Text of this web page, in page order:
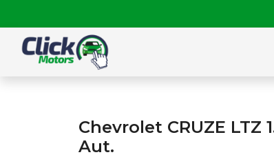
Chevrolet CRUZE LTZ
Aut.